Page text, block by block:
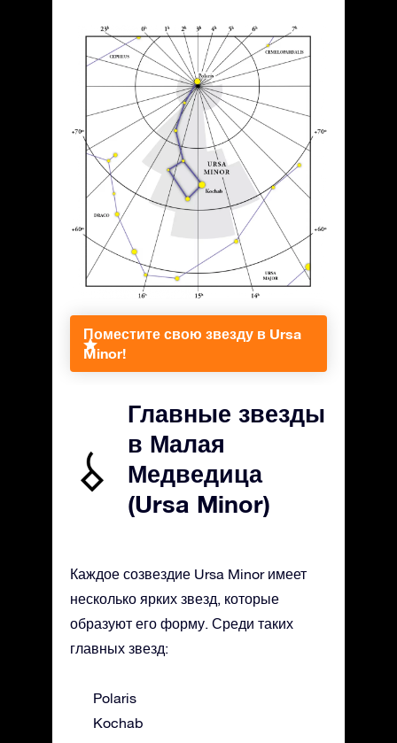
Поместите свою звезду в Ursa
Minor!
Главные звезды
в Малая
Медведица
(Ursa Minor)
Каждое созвездие Ursa Minor имеет
несколько ярких звезд, которые
образуют его форму. Среди таких
главных звезд:
Polaris
Kochab